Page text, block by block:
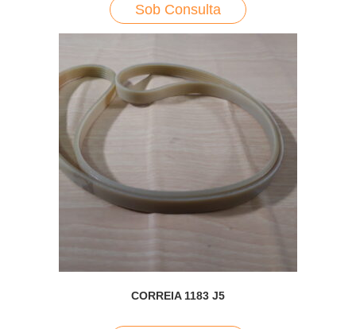
Sob Consulta
CORREIA 1183 J5